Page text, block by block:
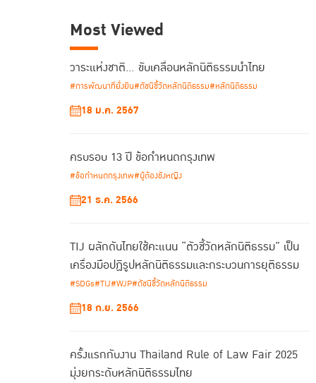
Most Viewed
วาระแห่งชาติ… ขับเคลื่อนหลักนิติธรรมนำไทย
#การพัฒนาที่ยั่งยืน#ดัชนีชี้วัดหลักนิติธรรม#หลักนิติธรรม
18 ม.ค. 2567
ครบรอบ 13 ปี ข้อกำหนดกรุงเทพ
#ข้อกำหนดกรุงเทพ#ผู้ต้องขังหญิง
21 ธ.ค. 2566
TIJ ผลักดันไทยใช้คะแนน “ตัวชี้วัดหลักนิติธรรม” เป็น
เครื่องมือปฏิรูปหลักนิติธรรมและกระบวนการยุติธรรม
#SDGs#TIJ#WJP#ดัชนีชี้วัดหลักนิติธรรม
18 ก.ย. 2566
ครั้งแรกกับงาน Thailand Rule of Law Fair 2025
มุ่งยกระดับหลักนิติธรรมไทย